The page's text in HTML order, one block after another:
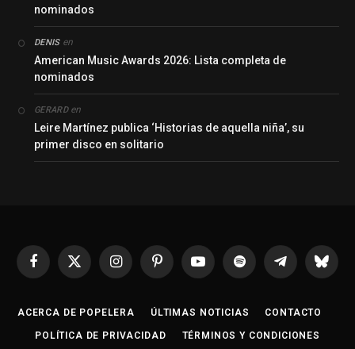
nominados
DENISen
American Music Awards 2026: Lista completa de
nominados
GERARDen
Leire Martínez publica ‘Historias de aquella niña’, su
primer disco en solitario
Facebook
X
InstagramPinterestYouTubeSpotify Telegrama
ACERCA DE POPELERA ÚLTIMAS NOTICIAS CONTACTO
POLÍTICA DE PRIVACIDAD TÉRMINOS Y CONDICIONES